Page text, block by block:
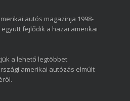
autós magazinja 1998-
fejlődik a hazai amerikai
a lehető legtöbbet
amerikai autózás elmúlt